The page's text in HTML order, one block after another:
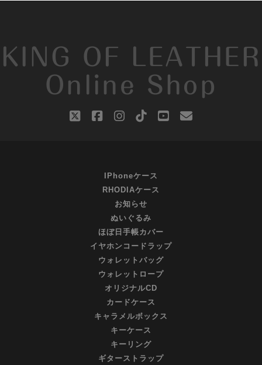
KING OF LEATHER
Online Shop
twitterfacebookinstagram
tiktokyoutube
email
IPhoneケース
RHODIAケース
お知らせ
ぬいぐるみ
ほぼ日手帳カバー
イヤホンコードラップ
ウォレットバッグ
ウォレットロープ
オリジナルCD
カードケース
キャラメルボックス
キーケース
キーリング
ギターストラップ